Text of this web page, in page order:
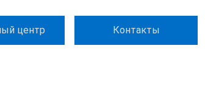
центр Контакты